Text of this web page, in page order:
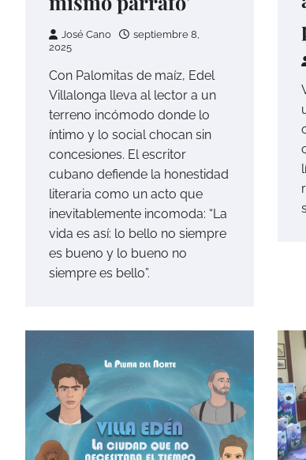
José Cano
septiembre 8,
2025
Con Palomitas de maíz, Edel
Villalonga lleva al lector a un
terreno incómodo donde lo
íntimo y lo social chocan sin
concesiones. El escritor
cubano defiende la honestidad
literaria como un acto que
inevitablemente incomoda: “La
vida es así: lo bello no siempre
es bueno y lo bueno no
siempre es bello”.